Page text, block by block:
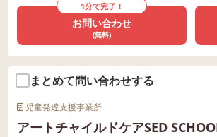
1分で完了！
お問い合わせ
(無料)
まとめて問い合わせする
児童発達支援事業所
アートチャイルドケアSED